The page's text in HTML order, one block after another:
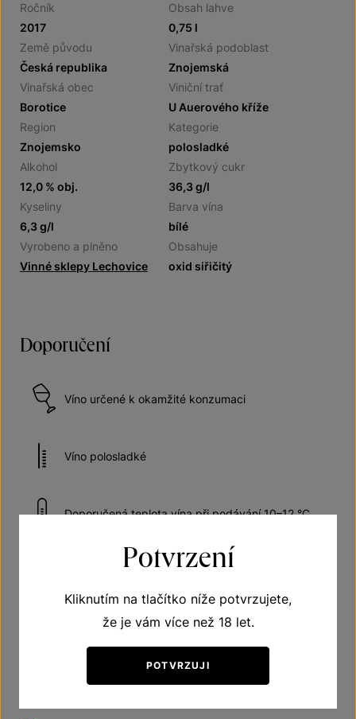
Ročník
2017
Obsah lahve
0,75 l
Země původu
Česká republika
Vinařská podoblast
Znojemská
Vinařská obec
Borotice
Viniční trať
U Auerového kříže
Region
Znojemsko
Kategorie
polosladké
Alkohol
12,0 % obj.
Zbytkový cukr
36,3 g/l
Kyseliny
6,3 g/l
Barva vína
bílé
Vyrobeno a plněno
Vinné sklepy Lechovice
Obsahuje
oxid siřičitý
Doporučení
Víno určené k okamžité konzumaci
Víno polosladké
Doporučená teplota vína při podávání 10–12 °C
Získaná ocenění
Zlatá medaile na "TERRAVINO ISRAEL 2018", Izrael
Potvrzení
Kliknutím na tlačítko níže potvrzujete,
že je vám více než 18 let.
POTVRZUJI